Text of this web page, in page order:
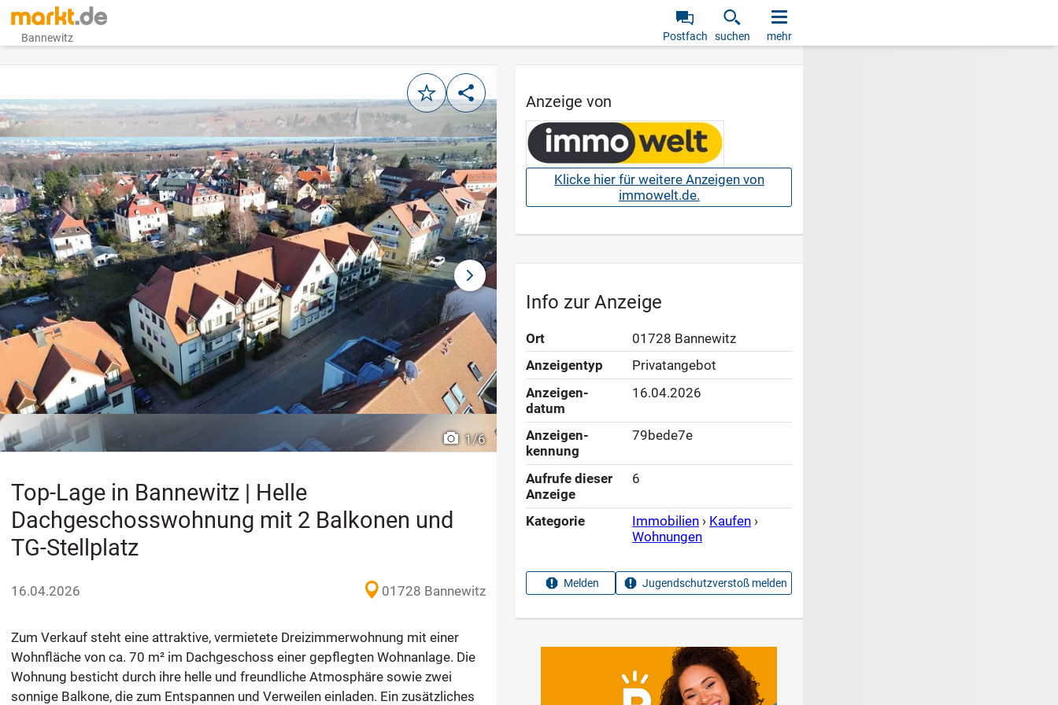
Bannewitz Postfach suchen mehr
MerkenTeilen
vorheriges Bild
1/6
nächstes Bild
Top-Lage in Bannewitz | Helle
Dachgeschosswohnung mit 2 Balkonen und
TG-Stellplatz
16.04.2026 01728 Bannewitz
Zum Verkauf steht eine attraktive, vermietete Dreizimmerwohnung mit einer
Wohnfläche von ca. 70 m² im Dachgeschoss einer gepflegten Wohnanlage. Die
Wohnung besticht durch ihre helle und freundliche Atmosphäre sowie zwei
sonnige Balkone, die zum Entspannen und Verweilen einladen. Ein zusätzliches
Anzeige von
Klicke hier für weitere Anzeigen von
immowelt.de.
Info zur Anzeige
Ort
01728 Bannewitz
Anzeigen­typ
Privatangebot
Anzeigen­
datum
16.04.2026
Anzeigen­
kennung
79bede7e
Aufrufe dieser
Anzeige
6
Kategorie Immobilien › Kaufen ›
Wohnungen
Melden Jugendschutzverstoß melden